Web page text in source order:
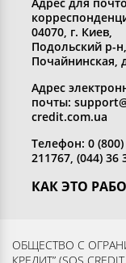
КАК ЭТО
Вернуть кредит
04070, г. Киев,
Подольский р-
Почайнинская,
Адрес
почты:
credit.com.ua
Телефон: 0 (800)
211767, (044) 36
ОБЩЕСТВО С